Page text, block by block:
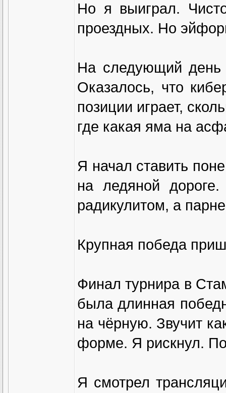
Но я выиграл.
проездных. Но
На следующий день
Оказалось, что
позиции играет,
где какая яма на
Я начал ставить
на ледяной
радикулитом, а
Крупная победа
Финал турнира в
была длинная
на чёрную. Звучит
форме. Я рискнул.
Я смотрел